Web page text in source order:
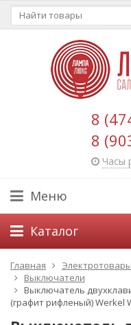
8
8
Часы
Меню
Каталог
Главная Электротовары
Выключатели
Выключатель
(графит рифленый) Werkel